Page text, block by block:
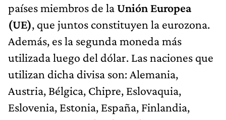
países miembros de laUnión Europea
(UE), que juntos constituyen la eurozona.
Además, es la segunda moneda más
utilizada luego del dólar. Las naciones que
utilizan dicha divisa son: Alemania,
Austria, Bélgica, Chipre, Eslovaquia,
Eslovenia, Estonia, España, Finlandia,